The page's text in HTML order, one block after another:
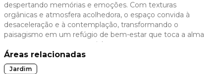
slide
despertando memórias e emoções. Com texturas
orgânicas e atmosfera acolhedora, o espaço convida à
desaceleração e à contemplação, transformando o
paisagismo em um refúgio de bem-estar que toca a alma
e reconecta com o essencial.
Áreas relacionadas
Jardim